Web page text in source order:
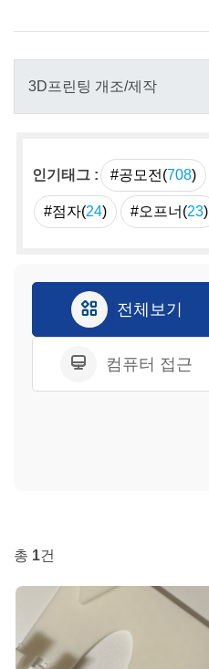
인기태그 : #공모전(708)
#점자(24) #오프너(23)
전체보기
컴퓨터 접근
총 1건